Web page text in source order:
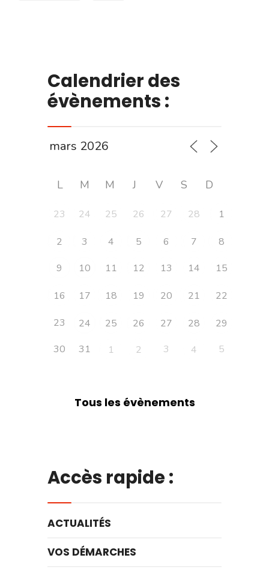
Calendrier des
évènements :
L M M J V S D
23 24 25 26 27 28 1
2 3 4 5 6 7
8
9
10 11 12 13 14 15
16 17 18 19 20 21 22
23 24 25 26 27 28
29
30
31 1 2 3 4 5
Tous les évènements
Accès rapide :
ACTUALITÉS
VOS DÉMARCHES